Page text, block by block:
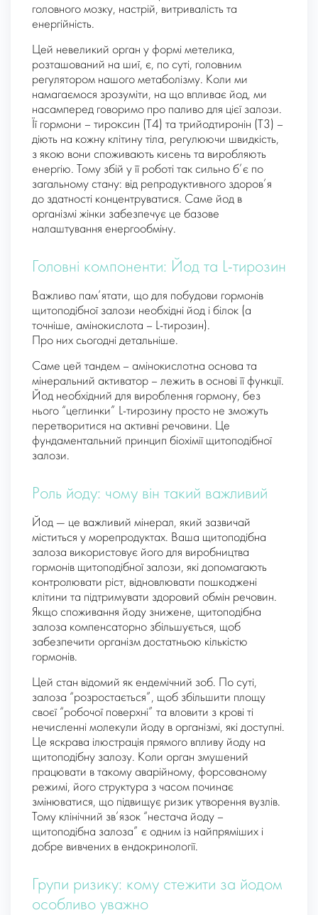
головного мозку, настрій, витривалість та
енергійність.
Цей невеликий орган у формі метелика,
розташований на шиї, є, по суті, головним
регулятором нашого метаболізму. Коли ми
намагаємося зрозуміти, на що впливає йод, ми
насамперед говоримо про паливо для цієї залози.
Її гормони – тироксин (Т4) та трийодтиронін (Т3) –
діють на кожну клітину тіла, регулюючи швидкість,
з якою вони споживають кисень та виробляють
енергію. Тому збій у її роботі так сильно б’є по
загальному стану: від репродуктивного здоров’я
до здатності концентруватися. Саме йод в
організмі жінки забезпечує це базове
налаштування енергообміну.
Головні компоненти: Йод та L-тирозин
Важливо пам’ятати, що для побудови гормонів
щитоподібної залози необхідні йод і білок (а
точніше, амінокислота – L-тирозин).
Про них сьогодні детальніше.
Саме цей тандем – амінокислотна основа та
мінеральний активатор – лежить в основі її функції.
Йод необхідний для вироблення гормону, без
нього “цеглинки” L-тирозину просто не зможуть
перетворитися на активні речовини. Це
фундаментальний принцип біохімії щитоподібної
залози.
Роль йоду: чому він такий важливий
Йод — це важливий мінерал, який зазвичай
міститься у морепродуктах. Ваша щитоподібна
залоза використовує його для виробництва
гормонів щитоподібної залози, які допомагають
контролювати ріст, відновлювати пошкоджені
клітини та підтримувати здоровий обмін речовин.
Якщо споживання йоду знижене, щитоподібна
залоза компенсаторно збільшується, щоб
забезпечити організм достатньою кількістю
гормонів.
Цей стан відомий як ендемічний зоб. По суті,
залоза “розростається”, щоб збільшити площу
своєї “робочої поверхні” та вловити з крові ті
нечисленні молекули йоду в організмі, які доступні.
Це яскрава ілюстрація прямого впливу йоду на
щитоподібну залозу. Коли орган змушений
працювати в такому аварійному, форсованому
режимі, його структура з часом починає
змінюватися, що підвищує ризик утворення вузлів.
Тому клінічний зв’язок “нестача йоду –
щитоподібна залоза” є одним із найпряміших і
добре вивчених в ендокринології.
Групи ризику: кому стежити за йодом
особливо уважно